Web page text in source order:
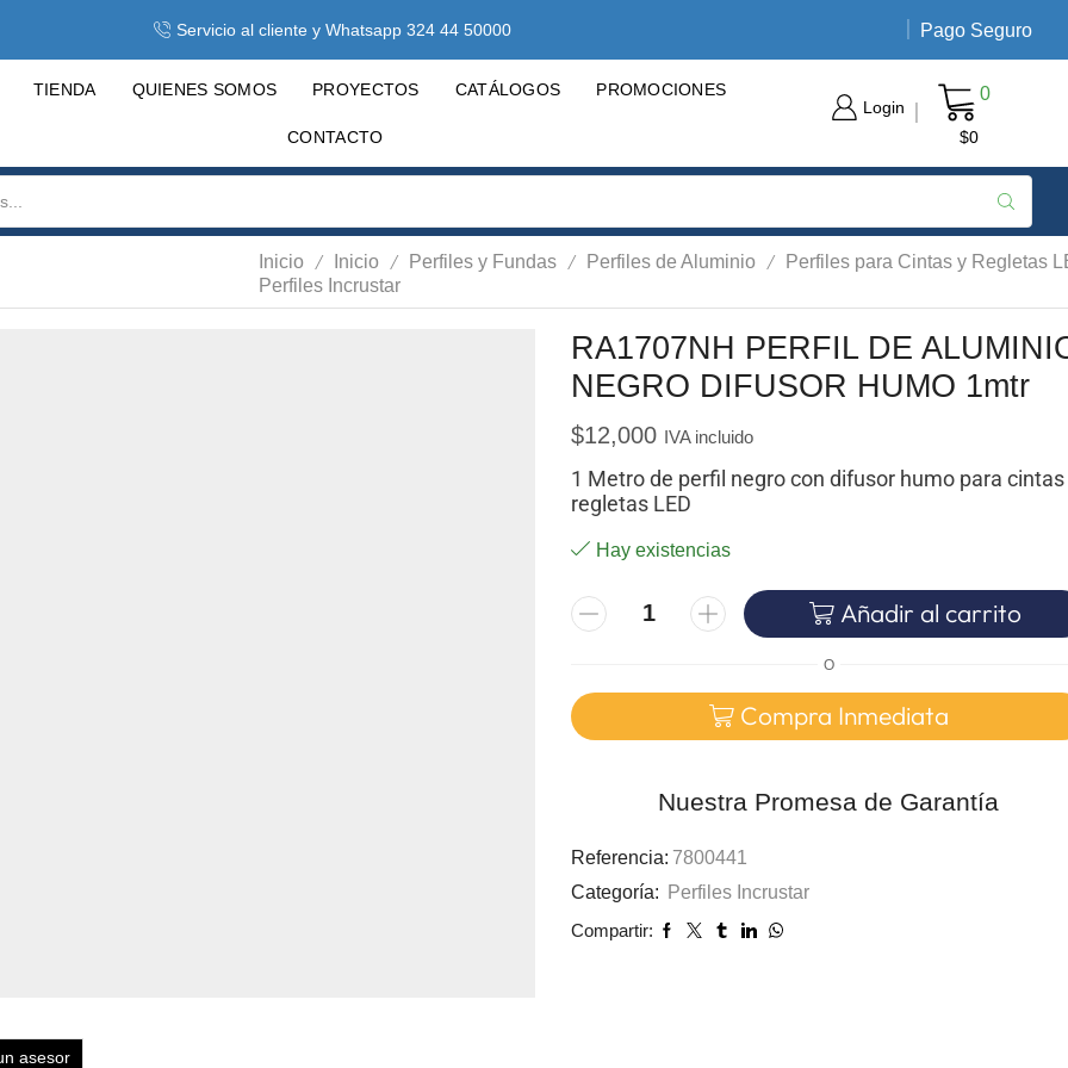
Servicio al cliente y Whatsapp 324 44 50000 Envíos nacionales de 3 a 5
Pago Seguro
TIENDA QUIENES SOMOS PROYECTOS CATÁLOGOS PROMOCIONES
CONTACTO
Login
0
$0
Inicio / Inicio / Perfiles y Fundas / Perfiles de Aluminio /
Perfiles para Cintas y Regletas
Perfiles Incrustar
asesor
RA1707NH PERFIL DE
NEGRO DIFUSOR HUMO 1mtr
$12,000 IVA incluido
1 Metro de perfil negro con difusor humo para
regletas LED
Hay existencias
Añadir al carrito
O
Compra Inmediata
Nuestra Promesa de Garantía
Referencia: 7800441
Categoría:
Perfiles Incrustar
Compartir: